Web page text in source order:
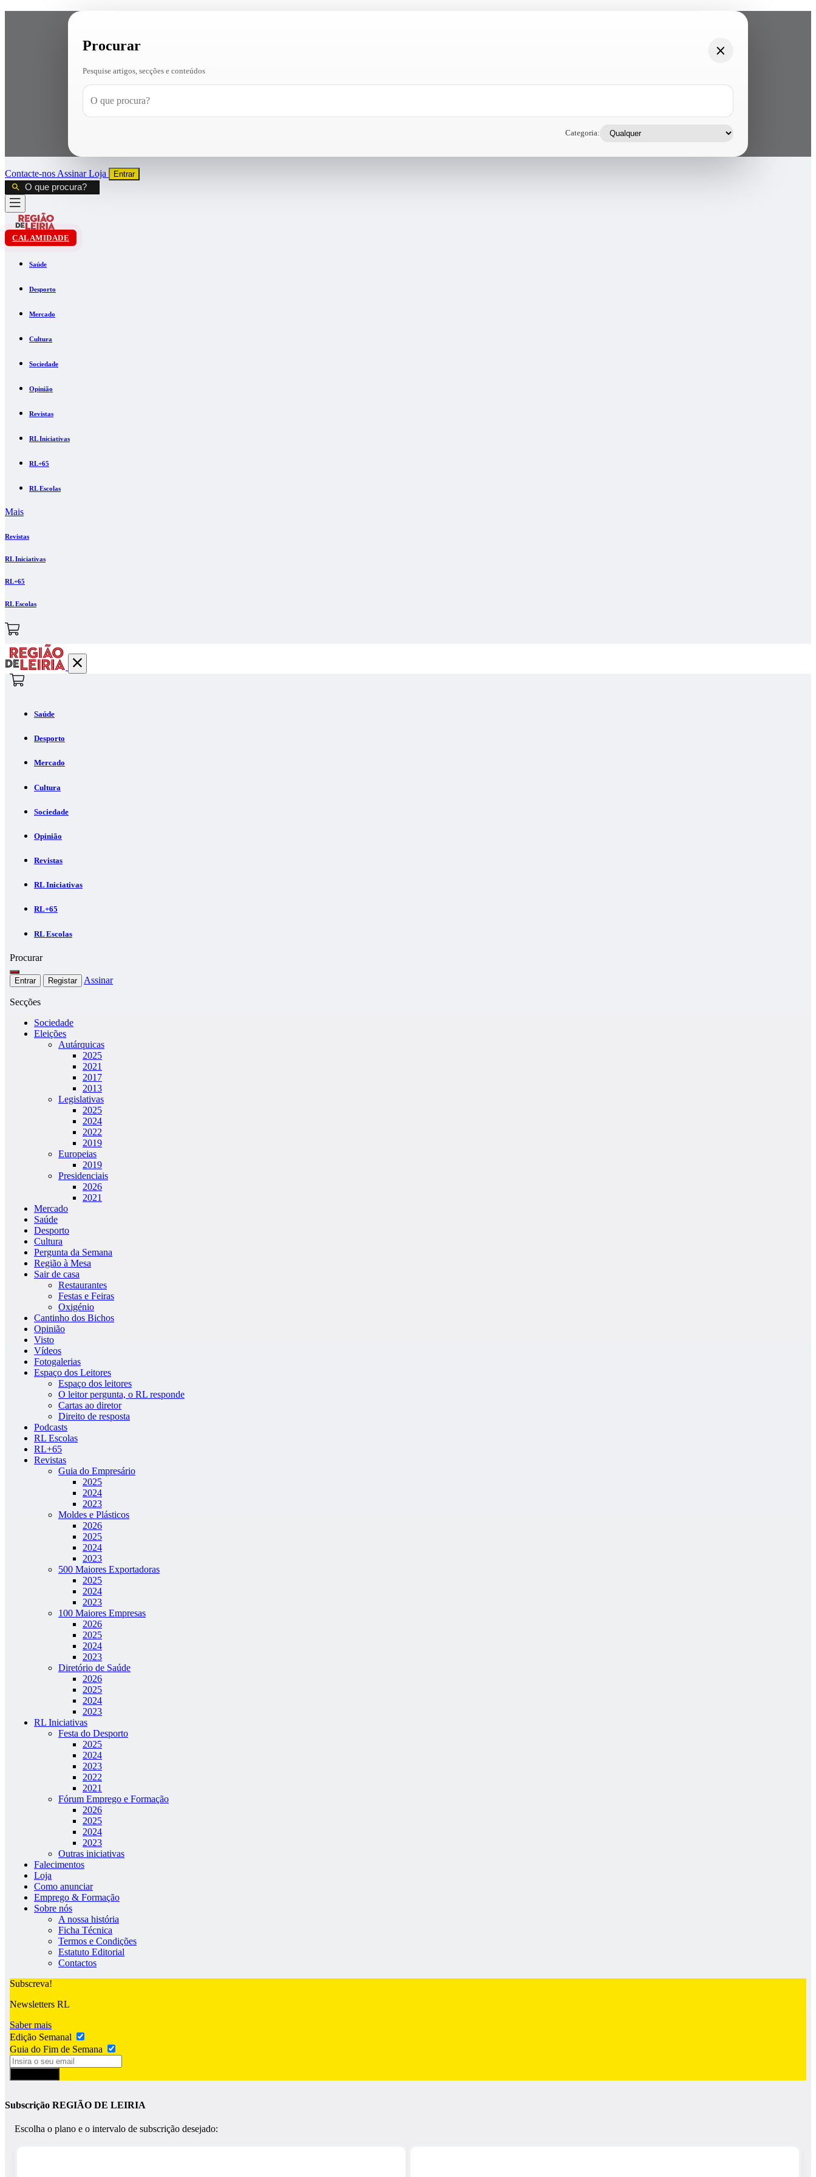
Procurar
Pesquise artigos, secções e conteúdos
Categoria:
Contacte-nos AssinarLoja Entrar
CALAMIDADE
Saúde
Desporto
Mercado
Cultura
Sociedade
Opinião
Revistas
RL Iniciativas
RL+65
RL Escolas
Mais
Revistas
RL Iniciativas
RL+65
RL Escolas
Saúde
Desporto
Mercado
Cultura
Sociedade
Opinião
Revistas
RL Iniciativas
RL+65
RL Escolas
Procurar
Entrar Registar Assinar
Secções
Sociedade
Eleições
Autárquicas
2025
2021
2017
2013
Legislativas
2025
2024
2022
2019
Europeias
2019
Presidenciais
2026
2021
Mercado
Saúde
Desporto
Cultura
Pergunta da Semana
Região à Mesa
Sair de casa
Restaurantes
Festas e Feiras
Oxigénio
Cantinho dos Bichos
Opinião
Visto
Vídeos
Fotogalerias
Espaço dos Leitores
Espaço dos leitores
O leitor pergunta, o RL responde
Cartas ao diretor
Direito de resposta
Podcasts
RL Escolas
RL+65
Revistas
Guia do Empresário
2025
2024
2023
Moldes e Plásticos
2026
2025
2024
2023
500 Maiores Exportadoras
2025
2024
2023
100 Maiores Empresas
2026
2025
2024
2023
Diretório de Saúde
2026
2025
2024
2023
RL Iniciativas
Festa do Desporto
2025
2024
2023
2022
2021
Fórum Emprego e Formação
2026
2025
2024
2023
Outras iniciativas
Falecimentos
Loja
Como anunciar
Emprego & Formação
Sobre nós
A nossa história
Ficha Técnica
Termos e Condições
Estatuto Editorial
Contactos
Subscreva!
Newsletters RL
Saber mais
Edição Semanal
Guia do Fim de Semana
Subscrição REGIÃO DE LEIRIA
Escolha o plano e o intervalo de subscrição desejado: